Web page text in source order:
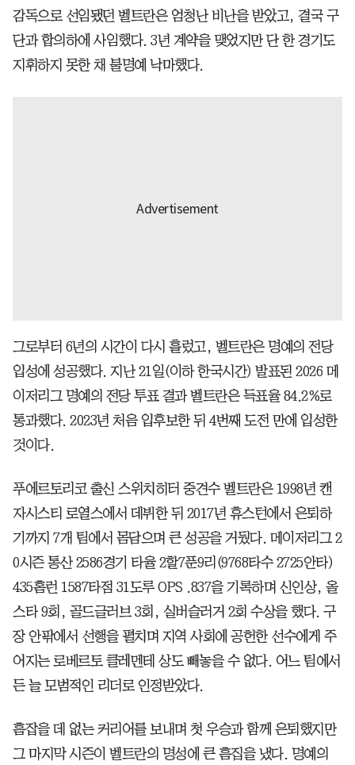
감독으로 선임됐던 벨트란은 엄청난 비난을 받았고, 결국 구
단과 합의하에 사임했다. 3년 계약을 맺었지만 단 한 경기도
지휘하지 못한 채 불명예 낙마했다.
그로부터 6년의 시간이 다시 흘렀고, 벨트란은 명예의 전당
입성에 성공했다. 지난 21일(이하 한국시간) 발표된 2026 메
이저리그 명예의 전당 투표 결과 벨트란은 득표율 84.2%로
통과했다. 2023년 처음 입후보한 뒤 4번째 도전 만에 입성한
것이다.
푸에르토리코 출신 스위치히터 중견수 벨트란은 1998년 캔
자시스티 로열스에서 데뷔한 뒤 2017년 휴스턴에서 은퇴하
기까지 7개 팀에서 몸담으며 큰 성공을 거뒀다. 메이저리그 2
0시즌 통산 2586경기 타율 2할7푼9리(9768타수 2725안타)
435홈런 1587타점 31도루 OPS .837을 기록하며 신인상, 올
스타 9회, 골드글러브 3회, 실버슬러거 2회 수상을 했다. 구
장 안팎에서 선행을 펼치며 지역 사회에 공헌한 선수에게 주
어지는 로베르토 클레멘테 상도 빼놓을 수 없다. 어느 팀에서
든 늘 모범적인 리더로 인정받았다.
흠잡을 데 없는 커리어를 보내며 첫 우승과 함께 은퇴했지만
그 마지막 시즌이 벨트란의 명성에 큰 흠집을 냈다. 명예의